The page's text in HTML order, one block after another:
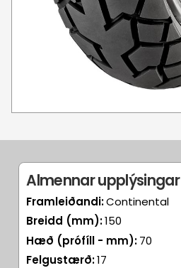
Almennar upplýsingar
Framleiðandi:Continental
Breidd (mm):150
Hæð (prófíll - mm):70
Felgustærð:17